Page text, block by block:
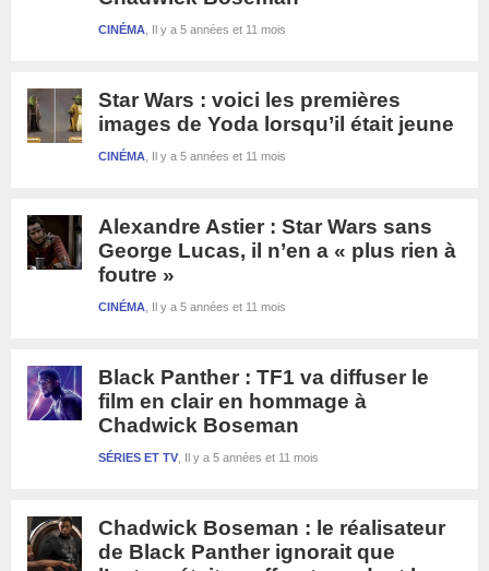
Il y a 5 années et 11 mois
CINÉMA
Star Wars : voici les premières
images de Yoda lorsqu’il était jeune
Il y a 5 années et 11 mois
CINÉMA
Alexandre Astier : Star Wars sans
George Lucas, il n’en a « plus rien à
foutre »
Il y a 5 années et 11 mois
CINÉMA
Black Panther : TF1 va diffuser le
film en clair en hommage à
Chadwick Boseman
Il y a 5 années et 11 mois
SÉRIES ET TV
Chadwick Boseman : le réalisateur
de Black Panther ignorait que